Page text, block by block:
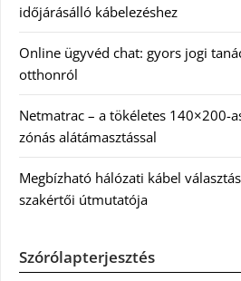
időjárásálló kábelezéshez
Online ügyvéd chat: gyors jogi
otthonról
Netmatrac – a tökéletes 140×200-
zónás alátámasztással
Megbízható hálózati kábel
szakértői útmutatója
Szórólapterjesztés